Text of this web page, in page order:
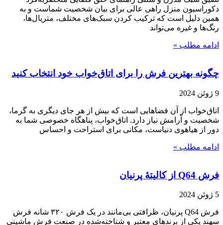
دکوراسیون منزل راهی عالی برای بیان شخصیت شماست و به
همین دلیل است که ترکیب کردن سبک‌های مختلف، متریال‌ها،
رنگ‌ها و غیره می‌تواند
ادامه مطلب »
چگونه بهترین فرش را برای اتاق‌خواب خود انتخاب کنید
9 ژوئن 2024
اتاق‌خواب از آن فضاهایی است که بیش از هر جای دیگری به گرما،
شخصیت و آرامش نیاز دارد. اتاق‌خواب، پناهگاه خصوصی شما به
دور از هیاهوی دنیاست، مکانی برای استراحت و احساس
ادامه مطلب »
فرش Q64 از کالیتۀ پرنیان
5 ژوئن 2024
فرش Q64 پرنیان، ظرافتی بی‌مانند در یک فرش ۳۲۰ شانه فرش
سهند یکی از برندهای معتبر و شناخته‌شده در صنعت فرش ماشینی